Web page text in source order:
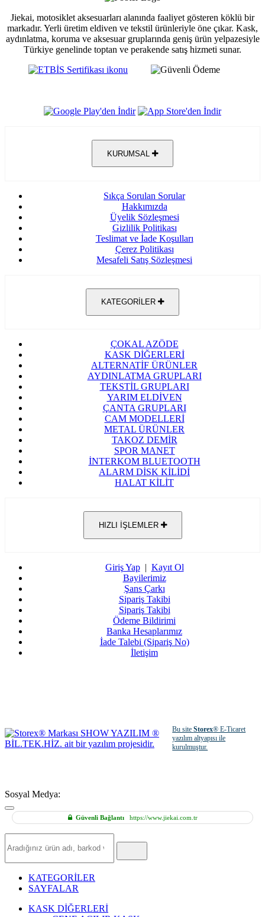
Jiekai, motosiklet aksesuarları alanında faaliyet gösteren köklü bir
markadır. Yerli üretim eldiven ve tekstil ürünleriyle öne çıkar. Kask,
aydınlatma, koruma ve aksesuar gruplarında geniş ürün yelpazesiyle
Türkiye genelinde toptan ve perakende satış hizmeti sunar.
KURUMSAL
Sıkça Sorulan Sorular
Hakkımızda
Üyelik Sözleşmesi
Gizlilik Politikası
Teslimat ve İade Koşulları
Çerez Politikası
Mesafeli Satış Sözleşmesi
KATEGORİLER
ÇOKAL AZÖDE
KASK DİĞERLERİ
ALTERNATİF ÜRÜNLER
AYDINLATMA GRUPLARI
TEKSTİL GRUPLARI
YARIM ELDİVEN
ÇANTA GRUPLARI
CAM MODELLERİ
METAL ÜRÜNLER
TAKOZ DEMİR
SPOR MANET
İNTERKOM BLUETOOTH
ALARM DİSK KİLİDİ
HALAT KİLİT
HIZLI İŞLEMLER
Giriş Yap| Kayıt Ol
Bayilerimiz
Şans Çarkı
Sipariş Takibi
Sipariş Takibi
Ödeme Bildirimi
Banka Hesaplarımız
İade Talebi (Sipariş No)
İletişim
Bu siteStorex® E-Ticaret
yazılım altyapısı ile
kurulmuştur.
Sosyal Medya:
Güvenli Bağlantıhttps://www.jiekai.com.tr
Ürün
KATEGORİLER
SAYFALAR
KASK DİĞERLERİ